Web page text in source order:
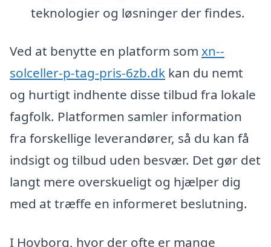
teknologier og løsninger der findes.
Ved at benytte en platform som xn--
solceller-p-tag-pris-6zb.dk kan du nemt
og hurtigt indhente disse tilbud fra lokale
fagfolk. Platformen samler information
fra forskellige leverandører, så du kan få
indsigt og tilbud uden besvær. Det gør det
langt mere overskueligt og hjælper dig
med at træffe en informeret beslutning.
I Hovborg, hvor der ofte er mange